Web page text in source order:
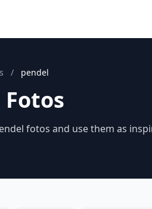
/ pendel
fotos and use them as